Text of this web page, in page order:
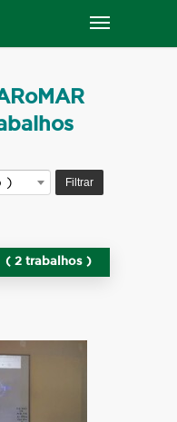
) Filtrar
( 2 trabalhos )